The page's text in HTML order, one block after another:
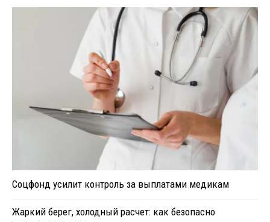
Соцфонд усилит контроль за выплатами медикам
Жаркий берег, холодный расчет: как безопасно